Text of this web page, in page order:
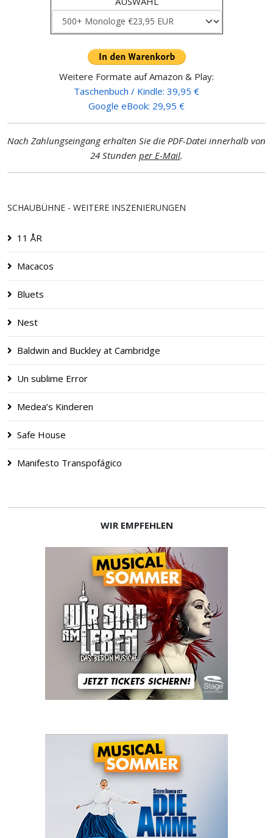
Weitere Formate auf Amazon & Play:
Taschenbuch / Kindle: 39,95 €
Google eBook: 29,95 €
Nach Zahlungseingang erhalten Sie die PDF-Datei innerhalb von
24 Stunden per E-Mail.
SCHAUBÜHNE - WEITERE INSZENIERUNGEN
11 ÅR
Macacos
Bluets
Nest
Baldwin and Buckley at Cambridge
Un sublime Error
Medea’s Kinderen
Safe House
Manifesto Transpofágico
WIR EMPFEHLEN